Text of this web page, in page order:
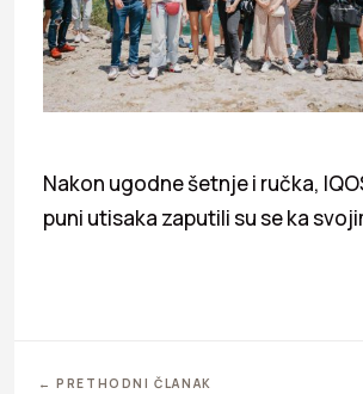
Nakon ugodne šetnje i ručka,
puni utisaka zaputili su se ka
← PRETHODNI ČLANAK